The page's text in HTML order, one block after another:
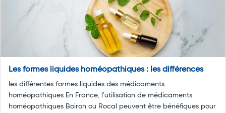
Les formes liquides homéopathiques : les différences
les différentes formes liquides des médicaments
homéopathiques En France, l'utilisation de médicaments
homéopathiques Boiron ou Rocal peuvent être bénéfiques pour